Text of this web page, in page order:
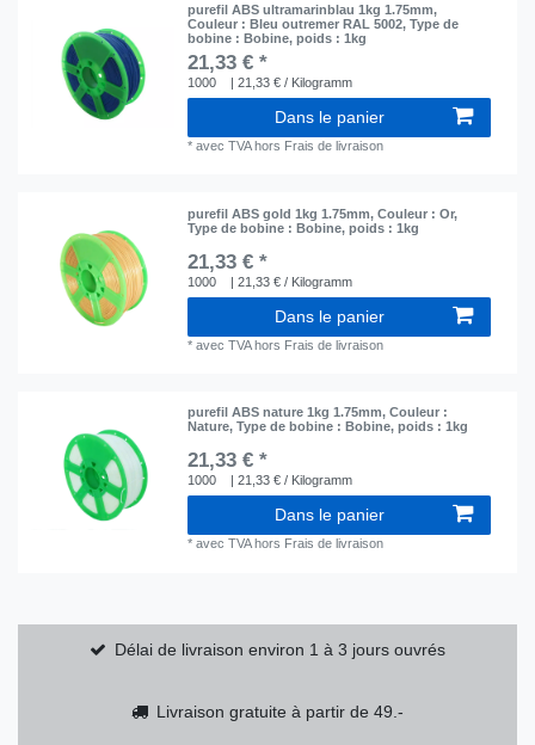
purefil ABS ultramarinblau 1kg 1.75mm,
Couleur : Bleu outremer RAL 5002, Type de
bobine : Bobine, poids : 1kg
21,33 € *
1000 | 21,33 € / Kilogramm
Dans le panier
*avec TVAhors Frais de livraison
purefil ABS gold 1kg 1.75mm, Couleur : Or,
Type de bobine : Bobine, poids : 1kg
21,33 € *
1000 | 21,33 € / Kilogramm
Dans le panier
*avec TVAhors Frais de livraison
purefil ABS nature 1kg 1.75mm, Couleur :
Nature, Type de bobine : Bobine, poids : 1kg
21,33 € *
1000 | 21,33 € / Kilogramm
Dans le panier
*avec TVAhors Frais de livraison
Délai de livraison environ 1 à 3 jours ouvrés
Livraison gratuite à partir de 49.-